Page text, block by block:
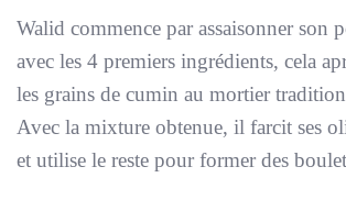
Walid commence par assaisonner son
avec les 4 premiers ingrédients, cela
les grains de cumin au mortier
Avec la mixture obtenue, il farcit ses
et utilise le reste pour former des